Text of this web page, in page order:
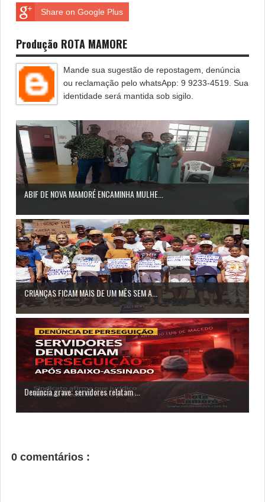
Share on Google Plus
Produção ROTA MAMORE
Mande sua sugestão de repostagem, denúncia
ou reclamação pelo whatsApp: 9 9233-4519. Sua
identidade será mantida sob sigilo.
ABIF DE NOVA MAMORÉ ENCAMINHA MULHE...
CRIANÇAS FICAM MAIS DE UM MÊS SEM A...
Denúncia grave: servidores relatam ...
0 comentários :